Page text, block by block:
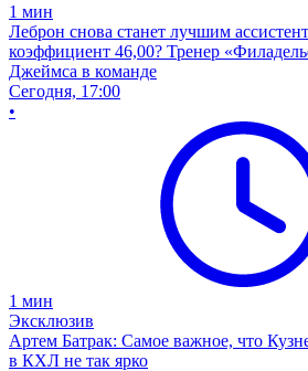
1 мин
Леброн снова станет лучшим
коэффициент 46,00? Тренер
Джеймса в команде
Сегодня, 17:00
•
1 мин
Эксклюзив
Артем Батрак: Самое важное, что
в КХЛ не так ярко